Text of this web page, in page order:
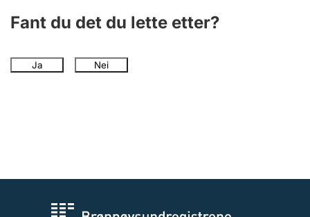
Fant du det du lette etter?
Ja Nei